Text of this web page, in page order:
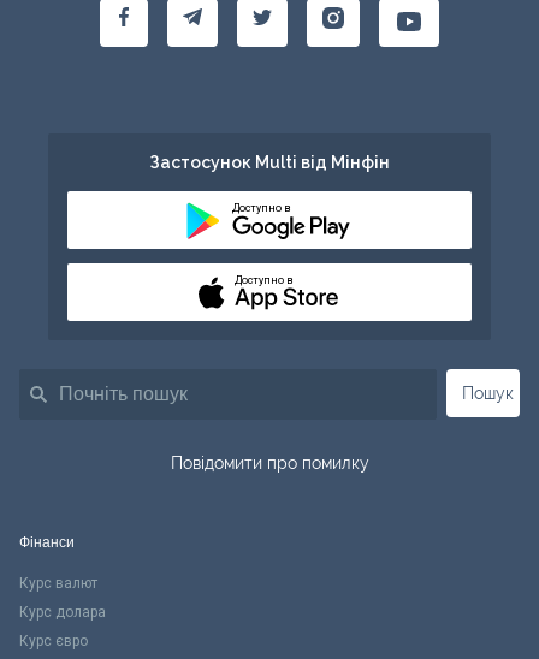
Пошук
Повідомити про помилку
Застосунок Multi від Мінфін
Доступно в
Доступно в
Фінанси
Курс валют
Курс долара
Курс євро